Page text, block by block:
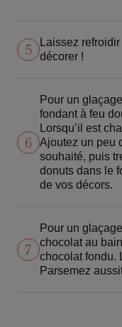
5
Laissez
décorer !
6
Pour un
fondant à feu
Lorsqu’il est
Ajoutez un peu
souhaité, puis
donuts dans le
de vos décors.
7
Pour un
chocolat au
chocolat fondu.
Parsemez